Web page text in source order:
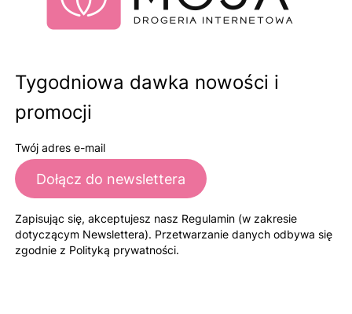
Tygodniowa dawka nowości i
promocji
Twój adres e-mail
Dołącz do newslettera
Zapisując się, akceptujesz nasz Regulamin (w zakresie
dotyczącym Newslettera). Przetwarzanie danych odbywa się
zgodnie z Polityką prywatności.